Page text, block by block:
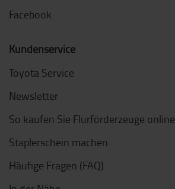
Facebook
Kundenservice
Toyota Service
Newsletter
So kaufen Sie Flurförderzeuge online
Staplerschein machen
Häufige Fragen (FAQ)